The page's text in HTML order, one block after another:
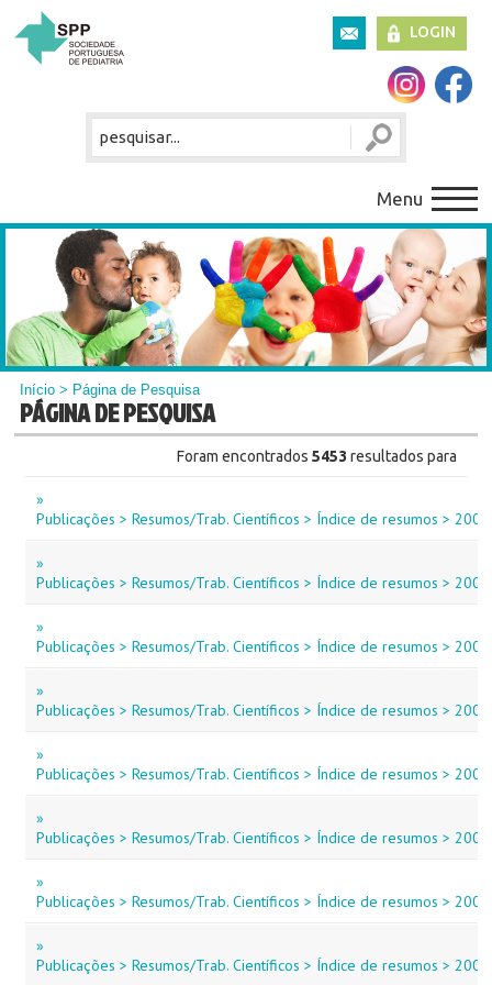
LOGIN
Menu
Início > Página de Pesquisa
PÁGINA DE PESQUISA
Foram encontrados 5453resultados para
»
Publicações > Resumos/Trab. Científicos > Índice de resumos >
»
Publicações > Resumos/Trab. Científicos > Índice de resumos >
»
Publicações > Resumos/Trab. Científicos > Índice de resumos >
»
Publicações > Resumos/Trab. Científicos > Índice de resumos >
»
Publicações > Resumos/Trab. Científicos > Índice de resumos >
»
Publicações > Resumos/Trab. Científicos > Índice de resumos >
»
Publicações > Resumos/Trab. Científicos > Índice de resumos >
»
Publicações > Resumos/Trab. Científicos > Índice de resumos >